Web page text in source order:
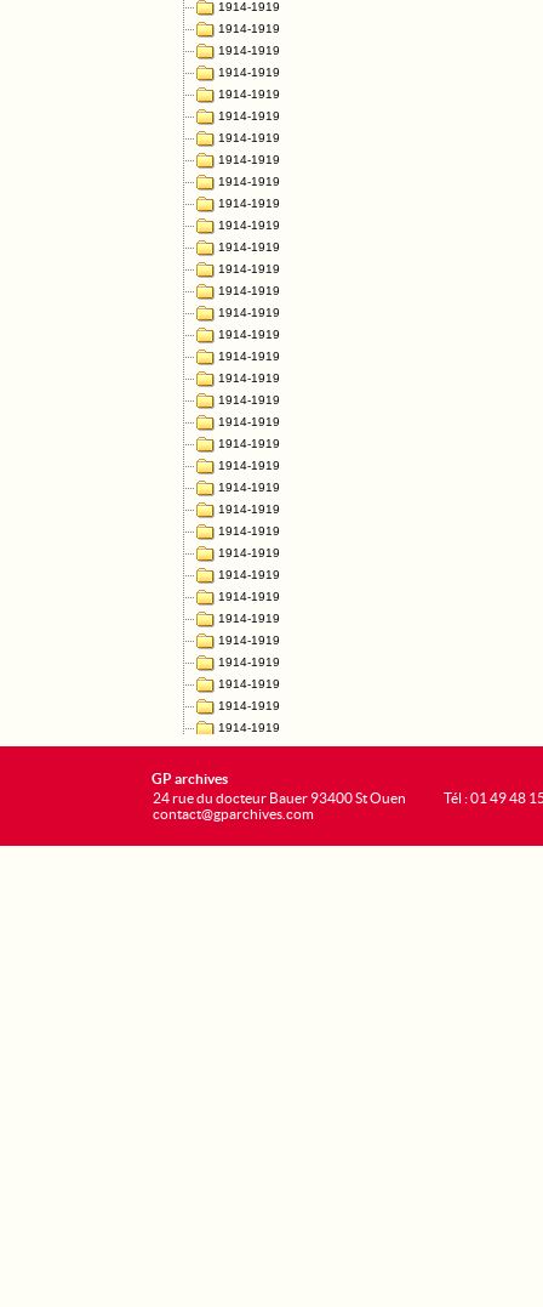
GP archives
24 rue du docteur Bauer 93400 St Ouen
contact@gparchives.com
Tél : 01 49 48